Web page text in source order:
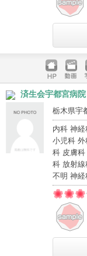
ホームペ
ージ
動画
済生会宇都宮病院
栃木県宇
内科 神
小児科
科 皮膚
科 放射
不明 神